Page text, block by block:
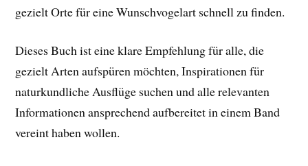
gezielt Orte für eine Wunschvogelart schnell zu finden.
Dieses Buch ist eine klare Empfehlung für alle, die
gezielt Arten aufspüren möchten, Inspirationen für
naturkundliche Ausflüge suchen und alle relevanten
Informationen ansprechend aufbereitet in einem Band
vereint haben wollen.